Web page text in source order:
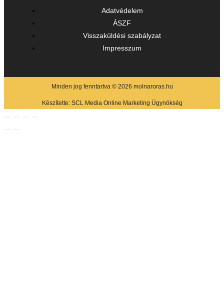
Adatvédelem
ÁSZF
Visszaküldési szabályzat
Impresszum
Minden jog fenntartva © 2026 molnaroras.hu
Készítette: SCL Media Online Marketing Ügynökség